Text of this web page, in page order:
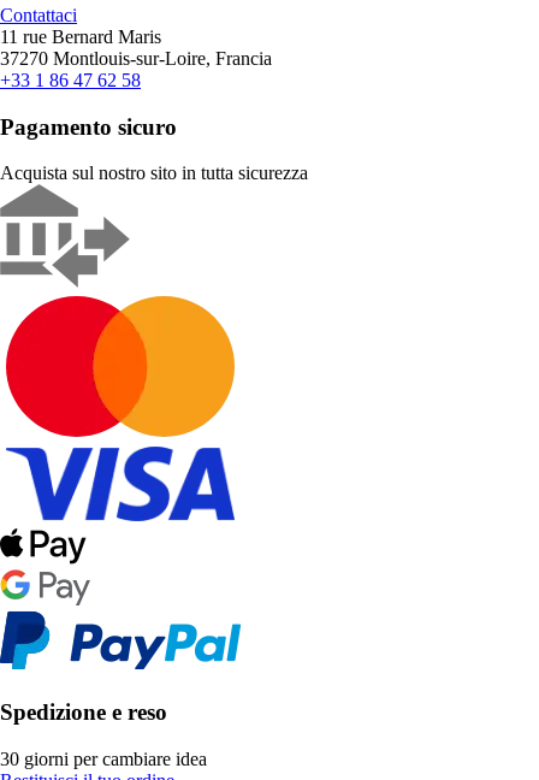
Contattaci
11 rue Bernard Maris
37270 Montlouis-sur-Loire, Francia
+33 1 86 47 62 58
Pagamento sicuro
Acquista sul nostro sito in tutta sicurezza
Spedizione e reso
30 giorni per cambiare idea